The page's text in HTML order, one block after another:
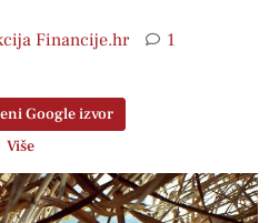
Financije.hr 1
Google izvor
Više